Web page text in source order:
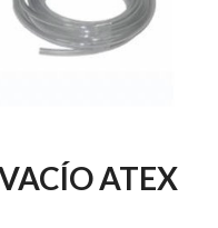
ATEX